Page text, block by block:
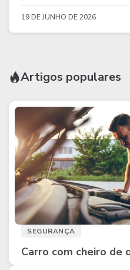
19 DE JUNHO DE 2026
Artigos populares
SEGURANÇA
Carro com cheiro de